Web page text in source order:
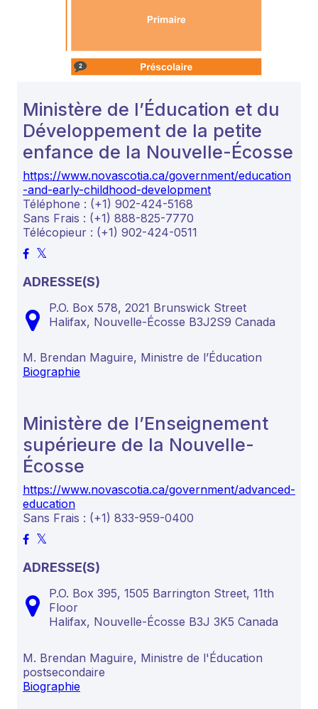
Ministère de l’Éducation et du
Développement de la petite
enfance de la Nouvelle-Écosse
https://www.novascotia.ca/government/education
-and-early-childhood-development
Téléphone : (+1) 902-424-5168
Sans Frais : (+1) 888-825-7770
Télécopieur : (+1) 902-424-0511
ADRESSE(S)
P.O. Box 578, 2021 Brunswick Street
Halifax, Nouvelle-Écosse B3J2S9 Canada
M. Brendan Maguire, Ministre de l’Éducation
Biographie
Ministère de l’Enseignement
supérieure de la Nouvelle-
Écosse
https://www.novascotia.ca/government/advanced-
education
Sans Frais : (+1) 833-959-0400
ADRESSE(S)
P.O. Box 395, 1505 Barrington Street, 11th
Floor
Halifax, Nouvelle-Écosse B3J 3K5 Canada
M. Brendan Maguire, Ministre de l'Éducation
postsecondaire
Biographie